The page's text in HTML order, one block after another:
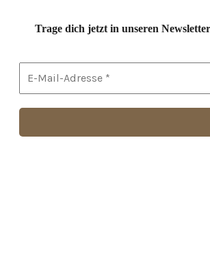
Trage dich jetzt in unseren